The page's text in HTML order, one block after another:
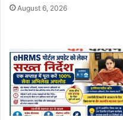
August 6, 2026